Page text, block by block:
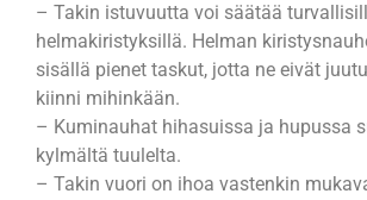
– Takin istuvuutta voi säätää
helmakiristyksillä. Helman
sisällä pienet taskut, jotta ne eivät
kiinni mihinkään.
– Kuminauhat hihasuissa ja hupussa
kylmältä tuulelta.
– Takin vuori on ihoa vastenkin